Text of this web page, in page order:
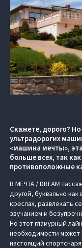
Скажете, дорого?
ультрадорогих
«машина мечты»,
больше всех, так
противоположные
В МЕЧТА / DREAM
другой, буквально как
креслах, развлекать
звучанием и
Но этот гламурный
необходимости может
настоящий